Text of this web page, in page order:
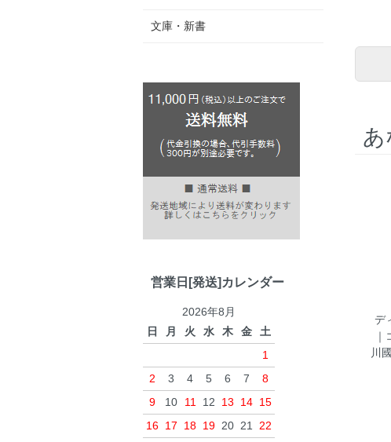
あ
デ
川
文庫・新書
営業日[発送]カレンダー
2026年8月
日
月 火 水 木 金
土
1
2
3 4 5 6 7
8
9
10 11 12 13 14 15
16 17 18 19 20 21 22